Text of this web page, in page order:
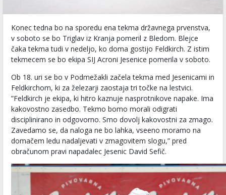
Konec tedna bo na sporedu ena tekma državnega prvenstva,
v soboto se bo Triglav iz Kranja pomeril z Bledom. Blejce
čaka tekma tudi v nedeljo, ko doma gostijo Feldkirch. Z istim
tekmecem se bo ekipa SIJ Acroni Jesenice pomerila v soboto.
Ob 18. uri se bo v Podmežakli začela tekma med Jesenicami in
Feldkirchom, ki za železarji zaostaja tri točke na lestvici.
”Feldkirch je ekipa, ki hitro kaznuje nasprotnikove napake. Ima
kakovostno zasedbo. Tekmo bomo morali odigrati
disciplinirano in odgovorno. Smo dovolj kakovostni za zmago.
Zavedamo se, da naloga ne bo lahka, vseeno moramo na
domačem ledu nadaljevati v zmagovitem slogu,” pred
obračunom pravi napadalec Jesenic David Sefič.